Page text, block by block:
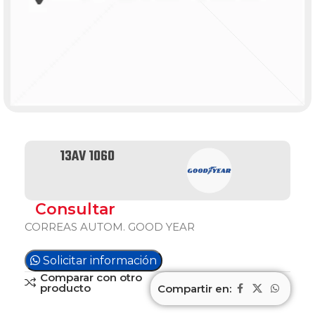
13AV 1060
Consultar
CORREAS AUTOM. GOOD YEAR
Solicitar información
Comparar con otro
producto Compartir en: